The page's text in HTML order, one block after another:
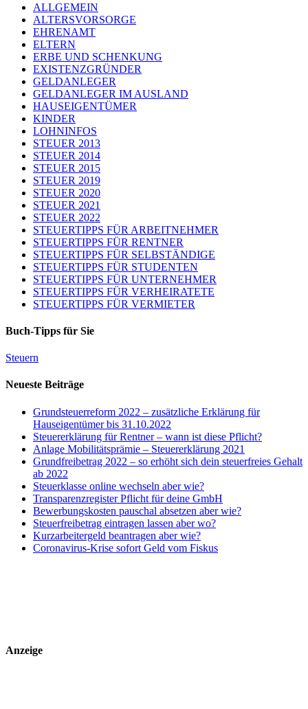
ALLGEMEIN
ALTERSVORSORGE
EHRENAMT
ELTERN
ERBE UND SCHENKUNG
EXISTENZGRÜNDER
GELDANLEGER
GELDANLEGER IM AUSLAND
HAUSEIGENTÜMER
KINDER
LOHNINFOS
STEUER 2013
STEUER 2014
STEUER 2015
STEUER 2019
STEUER 2020
STEUER 2021
STEUER 2022
STEUERTIPPS FÜR ARBEITNEHMER
STEUERTIPPS FÜR RENTNER
STEUERTIPPS FÜR SELBSTÄNDIGE
STEUERTIPPS FÜR STUDENTEN
STEUERTIPPS FÜR UNTERNEHMER
STEUERTIPPS FÜR VERHEIRATETE
STEUERTIPPS FÜR VERMIETER
Buch-Tipps für Sie
Steuern
Neueste Beiträge
Grundsteuerreform 2022 – zusätzliche Erklärung für
Hauseigentümer bis 31.10.2022
Steuererklärung für Rentner – wann ist diese Pflicht?
Anlage Mobilitätsprämie – Steuererklärung 2021
Grundfreibetrag 2022 – so erhöht sich dein steuerfreies Gehalt
ab 2022
Steuerklasse online wechseln aber wie?
Transparenzregister Pflicht für deine GmbH
Bewerbungskosten pauschal absetzen aber wie?
Steuerfreibetrag eintragen lassen aber wo?
Kurzarbeitergeld beantragen aber wie?
Coronavirus-Krise sofort Geld vom Fiskus
Anzeige